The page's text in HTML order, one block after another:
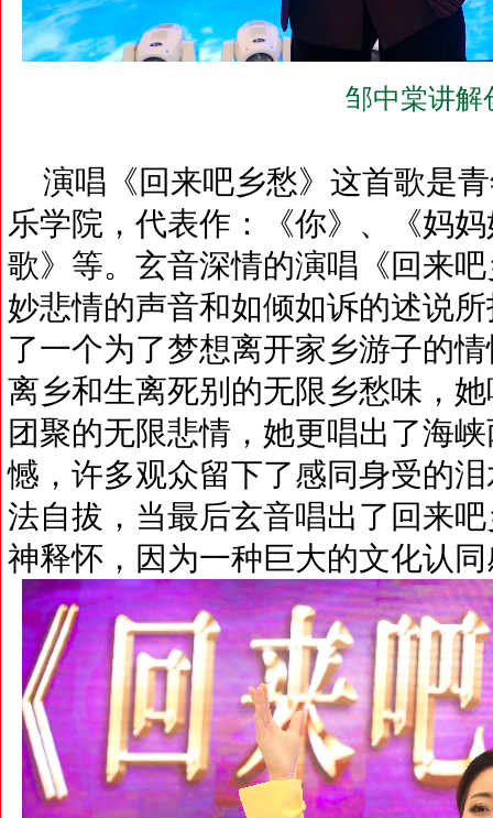
邹中棠讲解
演唱《回来吧乡愁》这首歌是
乐学院，代表作：《你》、《妈
歌》等。玄音深情的演唱《回来
妙悲情的声音和如倾如诉的述说
了一个为了梦想离开家乡游子的
离乡和生离死别的无限乡愁味，
团聚的无限悲情，她更唱出了海
憾，许多观众留下了感同身受的
法自拔，当最后玄音唱出了回来
神释怀，因为一种巨大的文化认